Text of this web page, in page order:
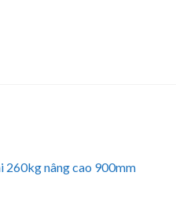
260kg nâng cao 900mm